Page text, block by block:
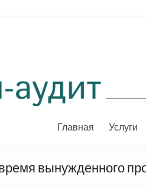
Главная Услуги
вынужденного